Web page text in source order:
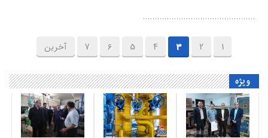
1
2
3
4
5
6
7 آخرین
ویژه
۰۶ مرداد ۱۴۰۵ ۰۶ مرداد ۱۴۰۵ ۰۷ تیر ۱۴۰۵